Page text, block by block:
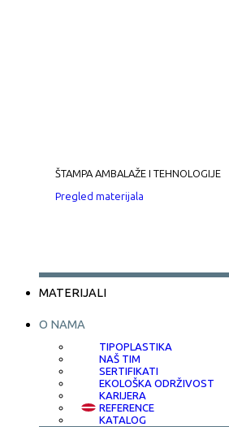
ŠTAMPA AMBALAŽE I TEHNOLOGIJE
Pregled materijala
MATERIJALI
O NAMA
TIPOPLASTIKA
NAŠ TIM
SERTIFIKATI
EKOLOŠKA ODRŽIVOST
KARIJERA
REFERENCE
KATALOG